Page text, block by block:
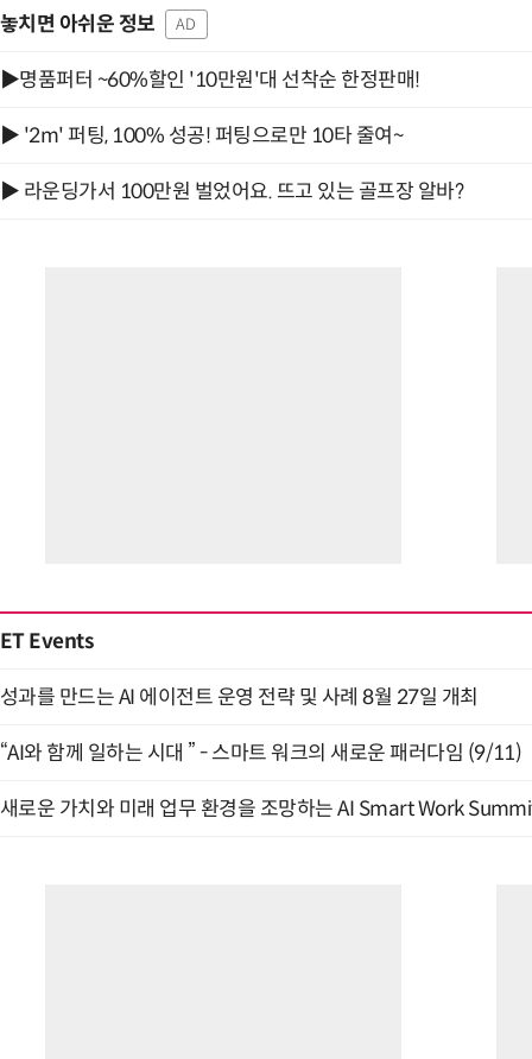
놓치면 아쉬운 정보 AD
▶명품퍼터 ~60%할인 '10만원'대 선착순 한정판매!
▶ '2m' 퍼팅, 100% 성공! 퍼팅으로만 10타 줄여~
▶ 라운딩가서 100만원 벌었어요. 뜨고 있는 골프장 알바?
ET Events
성과를 만드는 AI 에이전트 운영 전략 및 사례 8월 27일 개최
“AI와 함께 일하는 시대 ” - 스마트 워크의 새로운 패러다임 (9/11)
새로운 가치와 미래 업무 환경을 조망하는 AI Smart Work